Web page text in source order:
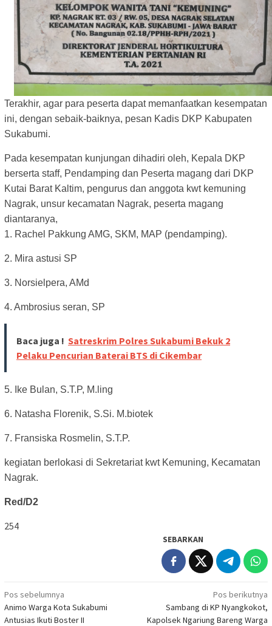
Terakhir, agar para peserta dapat memanfaatkan kesempatan
ini, dengan sebaik-baiknya, pesan Kadis DKP Kabupaten
Sukabumi.
Pada kesempatan kunjungan dihadiri oleh, Kepala DKP
berserta staff, Pendamping dan Peserta magang dari DKP
Kutai Barat Kaltim, pengurus dan anggota kwt kemuning
Nagrak, unsur kecamatan Nagrak, peserta magang
diantaranya,
1. Rachel Pakkung AMG, SKM, MAP (pendamping).
2. Mira astusi SP
3. Norsielpera, AMd
4. Ambrosius seran, SP
Baca juga ! Satreskrim Polres Sukabumi Bekuk 2
Pelaku Pencurian Baterai BTS di Cikembar
5. Ike Bulan, S.T.P, M.ling
6. Natasha Florenik, S.Si. M.biotek
7. Fransiska Rosmelin, S.T.P.
kegiatan berlokasi di Sekretariat kwt Kemuning, Kecamatan
Nagrak.
Red/D2
254
SEBARKAN
Navigasi
pos
Pos sebelumnya
Animo Warga Kota Sukabumi
Antusias Ikuti Boster II
Pos berikutnya
Sambang di KP Nyangkokot,
Kapolsek Ngariung Bareng Warga